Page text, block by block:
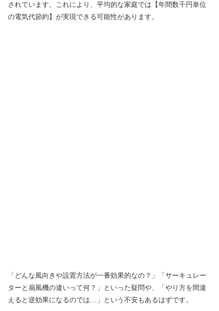
されています。これにより、平均的な家庭では【年間数千円単位
の電気代節約】が実現できる可能性があります。
「どんな風向きや設置方法が一番効果的なの？」「サーキュレー
ターと扇風機の違いって何？」といった疑問や、「やり方を間違
えると逆効果になるのでは…」という不安もあるはずです。